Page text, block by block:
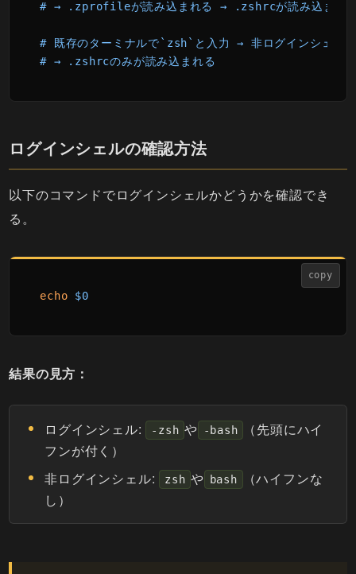
# → .zprofileが読み込まれる → .zshrcが読み込まれ
# 既存のターミナルで`zsh`と入力 → 非ログインシェ
# → .zshrcのみが読み込まれる
ログインシェルの確認方法
以下のコマンドでログインシェルかどうかを確認でき
る。
copy
echo $0
結果の見方：
ログインシェル: -zsh や -bash
（先頭にハイ
フンが付く）
非ログインシェル:
zsh や bash
（ハイフンな
し）